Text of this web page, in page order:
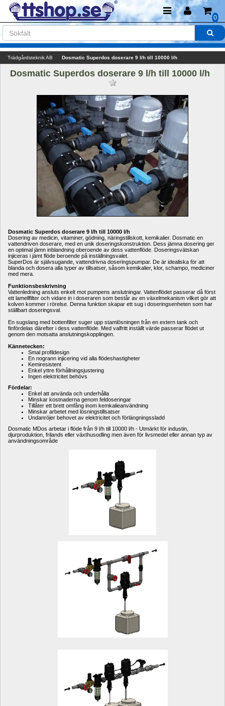
0
Trädgårdsteknik AB Dosmatic Superdos doserare 9 l/h till 10000 l/h
Dosmatic Superdos doserare 9 l/h till 10000 l/h
Dosmatic Superdos doserare 9 l/h till 10000 l/h
Dosering av medicin, vitaminer, gödning, näringstillskott, kemikalier. Dosmatic en
vattendriven doserare, med en unik doseringskonstruktion. Dess jämna dosering ger
en optimal jämn inblandning oberoende av dess vattenflöde. Doseringsvätskan
injiceras i jämt flöde beroende på inställningsvalet.
SuperDos är självsugande, vattendrivna doseringspumpar. De är idealiska för att
blanda och dosera alla typer av tillsatser, såsom kemikalier, klor, schampo, mediciner
med mera.
Funktionsbeskrivning
Vattenledning ansluts enkelt mot pumpens anslutningar. Vattenflödet passerar då först
ett lamellfilter och vidare in i doseraren som består av en växelmekanism vilket gör att
kolven kommer i rörelse. Denna funktion skapar ett sug i doseringsenheten som har
ställbart doseringsval.
En sugslang med bottenfilter suger upp stamlösningen från en extern tank och
finfördelas därefter i dess vattenflöde. Med valfritt inställt värde passerar flödet ut
genom den motsatta anslutningskopplingen.
Kännetecken:
Smal profildesign
En nogrann injicering vid alla flödeshastigheter
Kemiresistent
Enkel yttre förhållningsjustering
Ingen elektricitet behövs
Fördelar:
Enkel att använda och underhålla
Minskar kostnaderna genom feldoseringar
Tillåter ett brett omfång inom kemkalieanvändning
Minskar arbetet med lösningstillsatser
Undanröjer behovet av elektricitet och förlängningssladd
Dosmatic MDos arbetar i flöde från 9 l/h till 10000 l/h - Utmärkt för industin,
djurproduktion, frilands eller växthusodling men även för livsmedel eller annan typ av
användningsområde